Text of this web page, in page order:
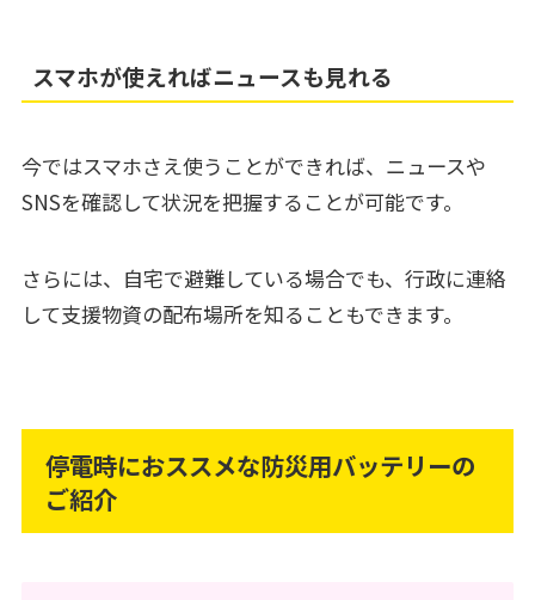
スマホが使えればニュースも見れる
今ではスマホさえ使うことができれば、ニュースや
SNSを確認して状況を把握することが可能です。
さらには、自宅で避難している場合でも、行政に連絡
して支援物資の配布場所を知ることもできます。
停電時におススメな防災用バッテリーの
ご紹介